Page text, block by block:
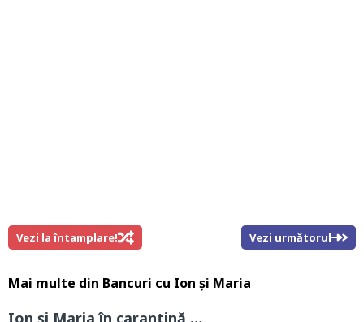
Vezi la întamplare! Vezi următorul
Mai multe din Bancuri cu Ion și Maria
Ion și Maria în carantină …